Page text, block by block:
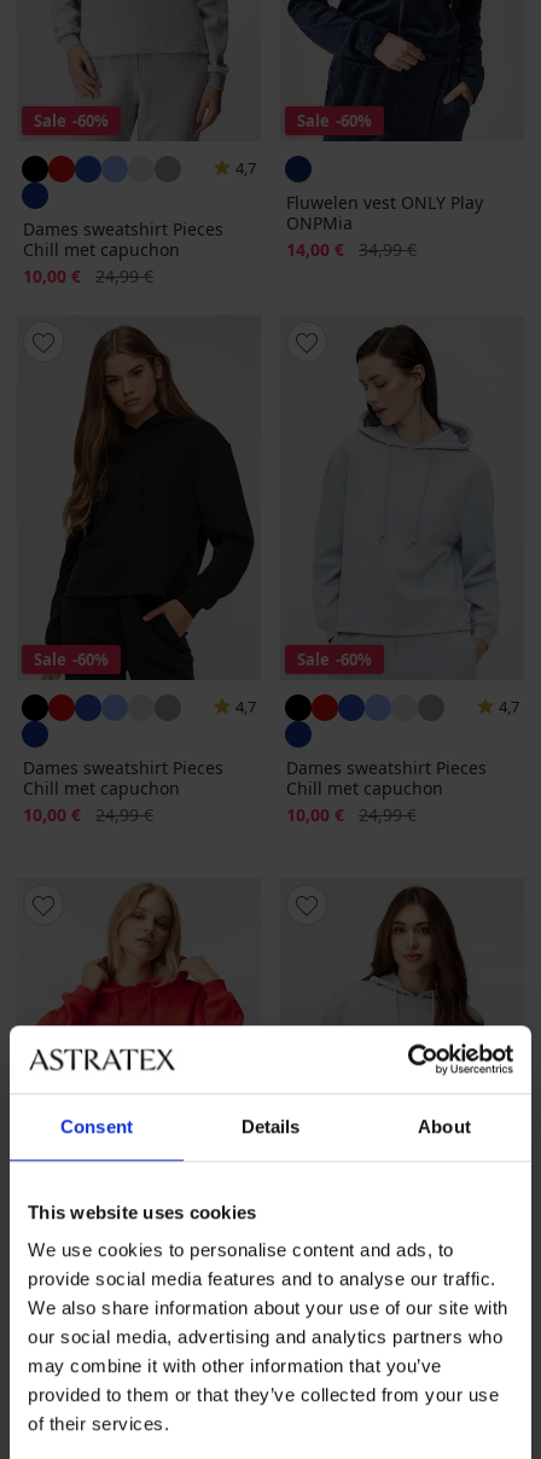
Consent Details About
This website uses cookies
We use cookies to personalise content and ads, to
provide social media features and to analyse our traffic.
We also share information about your use of our site with
our social media, advertising and analytics partners who
may combine it with other information that you’ve
provided to them or that they’ve collected from your use
of their services.
Sale -60%
4,7
Dames sweatshirt Pieces
Chill met capuchon
Korting
10,00 € Oorspronkelijke prijs
24,99 €
Sale -60%
Fluwelen vest ONLY Play
ONPMia
Korting
14,00 € Oorspronkelijke prijs
34,99 €
Sale -60%
4,7
Dames sweatshirt Pieces
Chill met capuchon
Korting
10,00 € Oorspronkelijke prijs
24,99 €
Sale -60%
4,7
Dames sweatshirt Pieces
Chill met capuchon
Korting
10,00 € Oorspronkelijke prijs
24,99 €
Sale -60%
4,7
Dames sweatshirt Pieces
Chill met capuchon
Korting
10,00 € Oorspronkelijke prijs
24,99 €
Dames sweatshirt Pieces
Chill met capuchon
Korting
10,00 € Oorspronkelijke prijs
24,99 €